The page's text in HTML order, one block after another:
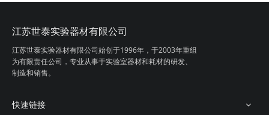
坩埚钳
江苏世泰实验器材有限公司
江苏世泰实验器材有限公司始创于1996年， 于2003年重组
为有限责任公司，专业从事于实验室器材和耗材的研发、
制造和销售。
快速链接